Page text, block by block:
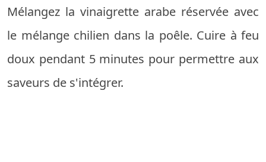
Mélangez la vinaigrette arabe réservée avec
le mélange chilien dans la poêle. Cuire à feu
doux pendant 5 minutes pour permettre aux
saveurs de s'intégrer.